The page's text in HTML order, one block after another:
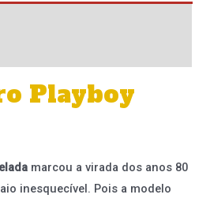
Playboy
marcou a virada dos anos 80
inesquecível. Pois a modelo